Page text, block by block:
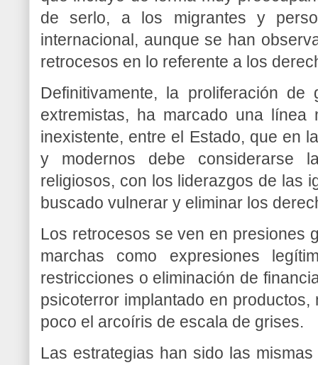
de serlo, a los migrantes y
internacional, aunque se han
retrocesos en lo referente a los
Definitivamente, la proliferación
extremistas, ha marcado una
inexistente, entre el Estado, que en
y modernos debe considerarse
religiosos, con los liderazgos de las
buscado vulnerar y eliminar los
Los retrocesos se ven en presiones
marchas como expresiones
restricciones o eliminación de
psicoterror implantado en
poco el arcoíris de escala de grises.
Las estrategias han sido las